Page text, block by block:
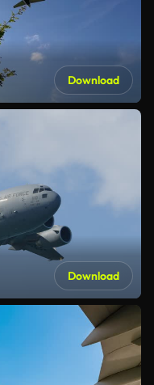
Download
Download